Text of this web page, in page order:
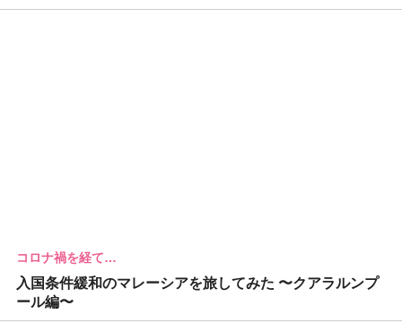
コロナ禍を経て…
入国条件緩和のマレーシアを旅してみた 〜クアラルンプ
ール編〜